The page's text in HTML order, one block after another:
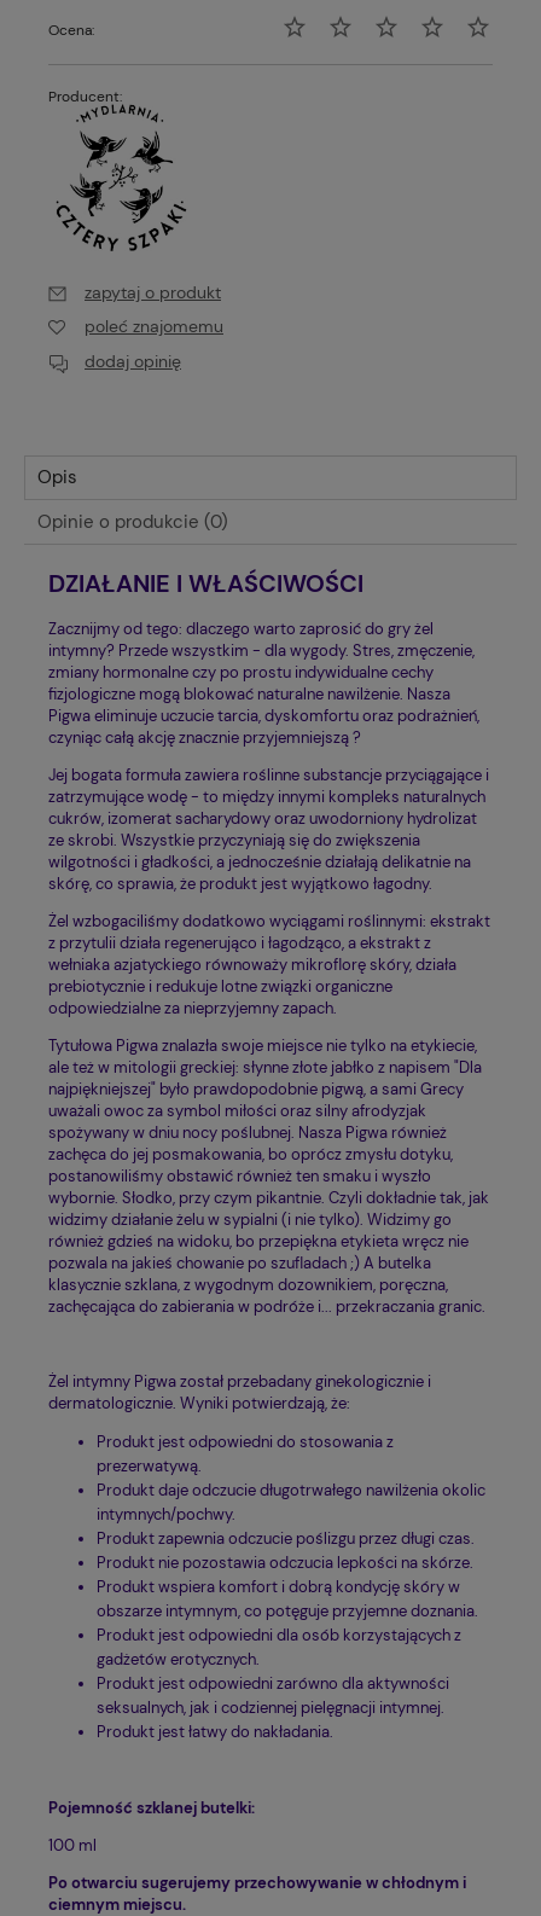
Ocena:
Producent:
zapytaj o produkt
poleć znajomemu
dodaj opinię
Opis
Opinie o produkcie (0)
DZIAŁANIE I WŁAŚCIWOŚCI
Zacznijmy od tego: dlaczego warto zaprosić do gry żel
intymny? Przede wszystkim - dla wygody. Stres, zmęczenie,
zmiany hormonalne czy po prostu indywidualne cechy
fizjologiczne mogą blokować naturalne nawilżenie. Nasza
Pigwa eliminuje uczucie tarcia, dyskomfortu oraz podrażnień,
czyniąc całą akcję znacznie przyjemniejszą ?
Jej bogata formuła zawiera roślinne substancje przyciągające i
zatrzymujące wodę - to między innymi kompleks naturalnych
cukrów, izomerat sacharydowy oraz uwodorniony hydrolizat
ze skrobi. Wszystkie przyczyniają się do zwiększenia
wilgotności i gładkości, a jednocześnie działają delikatnie na
skórę, co sprawia, że produkt jest wyjątkowo łagodny.
Żel wzbogaciliśmy dodatkowo wyciągami roślinnymi: ekstrakt
z przytulii działa regenerująco i łagodząco, a ekstrakt z
wełniaka azjatyckiego równoważy mikroflorę skóry, działa
prebiotycznie i redukuje lotne związki organiczne
odpowiedzialne za nieprzyjemny zapach.
Tytułowa Pigwa znalazła swoje miejsce nie tylko na etykiecie,
ale też w mitologii greckiej: słynne złote jabłko z napisem "Dla
najpiękniejszej" było prawdopodobnie pigwą, a sami Grecy
uważali owoc za symbol miłości oraz silny afrodyzjak
spożywany w dniu nocy poślubnej. Nasza Pigwa również
zachęca do jej posmakowania, bo oprócz zmysłu dotyku,
postanowiliśmy obstawić również ten smaku i wyszło
wybornie. Słodko, przy czym pikantnie. Czyli dokładnie tak, jak
widzimy działanie żelu w sypialni (i nie tylko). Widzimy go
również gdzieś na widoku, bo przepiękna etykieta wręcz nie
pozwala na jakieś chowanie po szufladach ;) A butelka
klasycznie szklana, z wygodnym dozownikiem, poręczna,
zachęcająca do zabierania w podróże i... przekraczania granic.
Żel intymny Pigwa został przebadany ginekologicznie i
dermatologicznie. Wyniki potwierdzają, że:
Produkt jest odpowiedni do stosowania z
prezerwatywą.
Produkt daje odczucie długotrwałego nawilżenia okolic
intymnych/pochwy.
Produkt zapewnia odczucie poślizgu przez długi czas.
Produkt nie pozostawia odczucia lepkości na skórze.
Produkt wspiera komfort i dobrą kondycję skóry w
obszarze intymnym, co potęguje przyjemne doznania.
Produkt jest odpowiedni dla osób korzystających z
gadżetów erotycznych.
Produkt jest odpowiedni zarówno dla aktywności
seksualnych, jak i codziennej pielęgnacji intymnej.
Produkt jest łatwy do nakładania.
Pojemność szklanej butelki:
100 ml
Po otwarciu sugerujemy przechowywanie w chłodnym i
ciemnym miejscu.